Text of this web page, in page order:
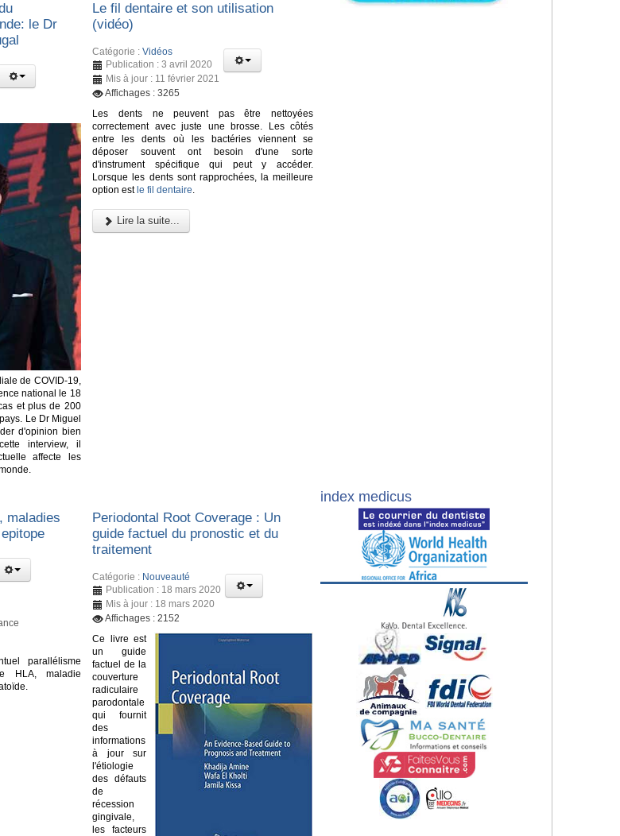
le Dr
de COVID-19,
national le 18
et plus de 200
Le Dr Miguel
d'opinion bien
interview, il
affecte les
Le fil dentaire et son utilisation
(vidéo)
Catégorie :Vidéos
Publication : 3 avril 2020
Mis à jour : 11 février 2021
Affichages : 3265
Les dents ne peuvent pas être nettoyées
correctement avec juste une brosse. Les côtés
entre les dents où les bactéries viennent se
déposer souvent ont besoin d'une sorte
d'instrument spécifique qui peut y accéder.
Lorsque les dents sont rapprochées, la meilleure
option estle fil dentaire
Lire la suite...
maladies
parallélisme
HLA, maladie
Periodontal Root Coverage : Un
guide factuel du pronostic et du
traitement
Catégorie : Nouveauté
Publication : 18 mars 2020
Mis à jour : 18 mars 2020
Affichages : 2152
Ce livre est
un guide
factuel de la
couverture
radiculaire
parodontale
qui fournit
des
informations
à jour sur
l'étiologie
des défauts
de
récession
gingivale,
les facteurs
index medicus